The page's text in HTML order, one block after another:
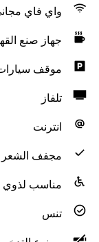
واي فاي
جهاز صنع
موقف
تلفاز
انترنت
مجفف الشعر
مناسب لذوي
تنس